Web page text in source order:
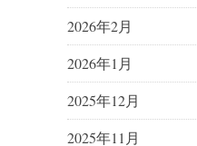
2026年2月
2026年1月
2025年12月
2025年11月